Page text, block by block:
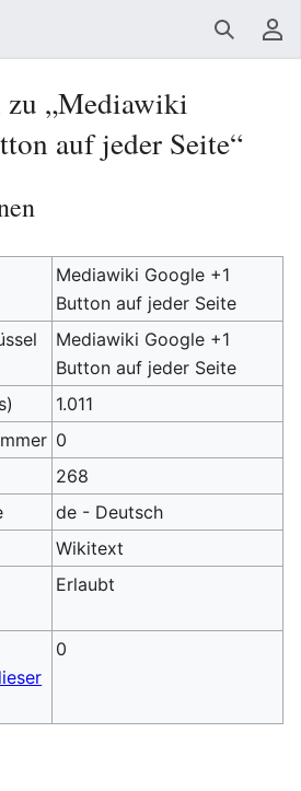
Suchen
„Mediawiki
auf jeder Seite“
Mediawiki Google +1
Button auf jeder Seite
Mediawiki Google +1
Button auf jeder Seite
1.011
0
268
de - Deutsch
Wikitext
Erlaubt
0